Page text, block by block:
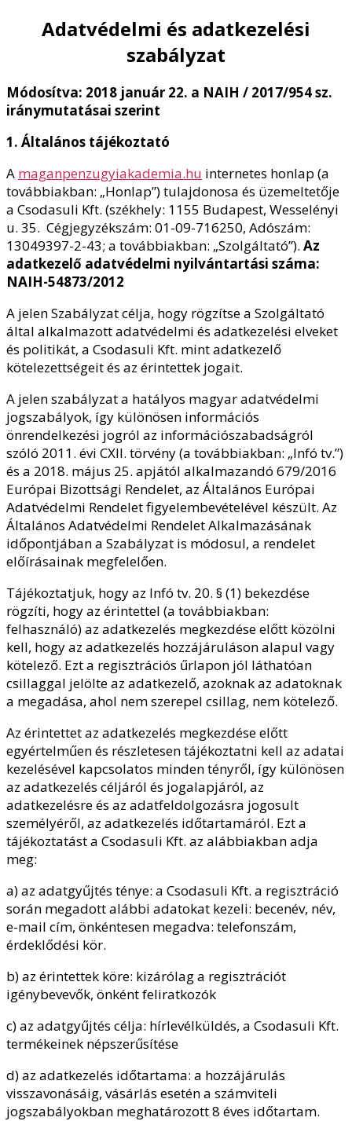
Adatvédelmi és adatkezelési
szabályzat
Módosítva: 2018 január 22. a NAIH / 2017/954 sz.
iránymutatásai szerint
1. Általános tájékoztató
A maganpenzugyiakademia.hu internetes honlap (a
továbbiakban: „Honlap”) tulajdonosa és üzemeltetője
a Csodasuli Kft. (székhely: 1155 Budapest, Wesselényi
u. 35. Cégjegyzékszám: 01-09-716250, Adószám:
13049397-2-43; a továbbiakban: „Szolgáltató”). Az
adatkezelő adatvédelmi nyilvántartási száma:
NAIH-54873/2012
A jelen Szabályzat célja, hogy rögzítse a Szolgáltató
által alkalmazott adatvédelmi és adatkezelési elveket
és politikát, a Csodasuli Kft. mint adatkezelő
kötelezettségeit és az érintettek jogait.
A jelen szabályzat a hatályos magyar adatvédelmi
jogszabályok, így különösen információs
önrendelkezési jogról az információszabadságról
szóló 2011. évi CXII. törvény (a továbbiakban: „Infó tv.”)
és a 2018. május 25. apjától alkalmazandó 679/2016
Európai Bizottsági Rendelet, az Általános Európai
Adatvédelmi Rendelet figyelembevételével készült. Az
Általános Adatvédelmi Rendelet Alkalmazásának
időpontjában a Szabályzat is módosul, a rendelet
előírásainak megfelelően.
Tájékoztatjuk, hogy az Infó tv. 20. § (1) bekezdése
rögzíti, hogy az érintettel (a továbbiakban:
felhasználó) az adatkezelés megkezdése előtt közölni
kell, hogy az adatkezelés hozzájáruláson alapul vagy
kötelező. Ezt a regisztrációs űrlapon jól láthatóan
csillaggal jelölte az adatkezelő, azoknak az adatoknak
a megadása, ahol nem szerepel csillag, nem kötelező.
Az érintettet az adatkezelés megkezdése előtt
egyértelműen és részletesen tájékoztatni kell az adatai
kezelésével kapcsolatos minden tényről, így különösen
az adatkezelés céljáról és jogalapjáról, az
adatkezelésre és az adatfeldolgozásra jogosult
személyéről, az adatkezelés időtartamáról. Ezt a
tájékoztatást a Csodasuli Kft. az alábbiakban adja
meg:
a) az adatgyűjtés ténye: a Csodasuli Kft. a regisztráció
során megadott alábbi adatokat kezeli: becenév, név,
e-mail cím, önkéntesen megadva: telefonszám,
érdeklődési kör.
b) az érintettek köre: kizárólag a regisztrációt
igénybevevők, önként feliratkozók
c) az adatgyűjtés célja: hírlevélküldés, a Csodasuli Kft.
termékeinek népszerűsítése
d) az adatkezelés időtartama: a hozzájárulás
visszavonásáig, vásárlás esetén a számviteli
jogszabályokban meghatározott 8 éves időtartam.